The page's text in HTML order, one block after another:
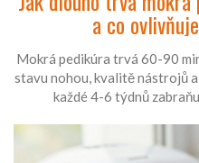
a co
Mokrá pedikúra trvá 60-90
stavu nohou, kvalitě nástrojů
každé 4-6 týdnů